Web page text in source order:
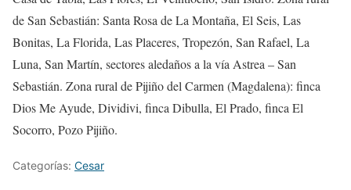
de San Sebastián: Santa Rosa de La Montaña, El Seis, Las
Bonitas, La Florida, Las Placeres, Tropezón, San Rafael, La
Luna, San Martín, sectores aledaños a la vía Astrea – San
Sebastián. Zona rural de Pijiño del Carmen (Magdalena): finca
Dios Me Ayude, Dividivi, finca Dibulla, El Prado, finca El
Socorro, Pozo Pijiño.
Categorías: Cesar